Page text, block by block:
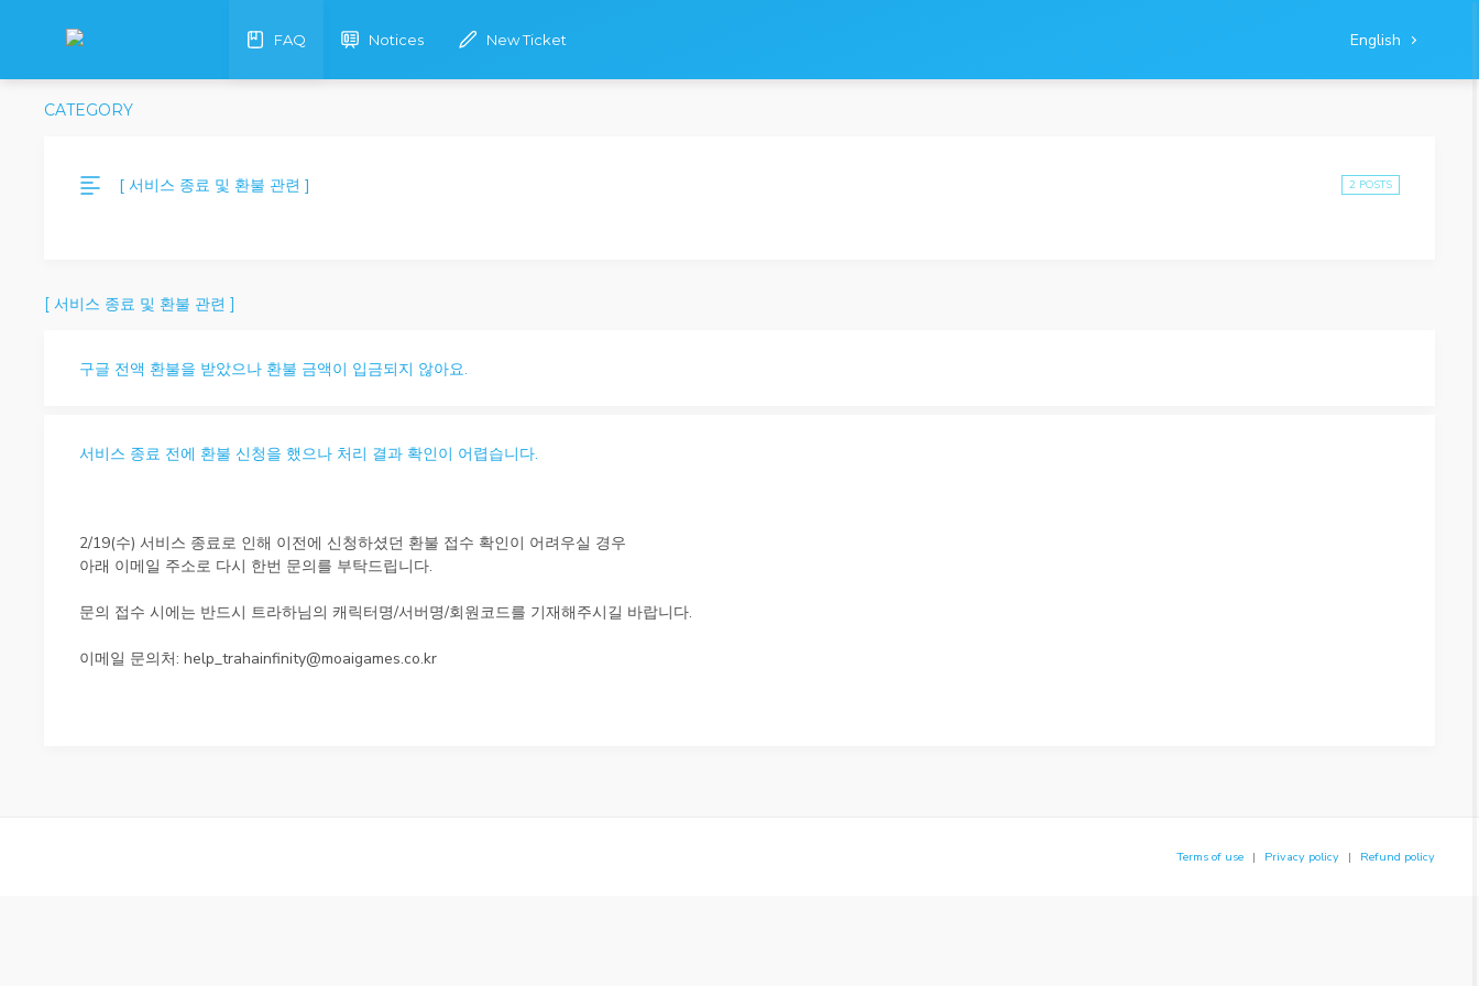
English
FAQ Notices New Ticket
CATEGORY
[ 서비스 종료 및 환불 관련 ] 2 POSTS
[ 서비스 종료 및 환불 관련 ]
구글 전액 환불을 받았으나 환불 금액이 입금되지 않아요.
서비스 종료 전에 환불 신청을 했으나 처리 결과 확인이 어렵습니다.
2/19(수) 서비스 종료로 인해 이전에 신청하셨던 환불 접수 확인이 어려우실 경우
아래 이메일 주소로 다시 한번 문의를 부탁드립니다.
문의 접수 시에는 반드시 트라하님의 캐릭터명/서버명/회원코드를 기재해주시길 바랍니다.
이메일 문의처: help_trahainfinity@moaigames.co.kr
Terms of use Privacy policy Refund policy